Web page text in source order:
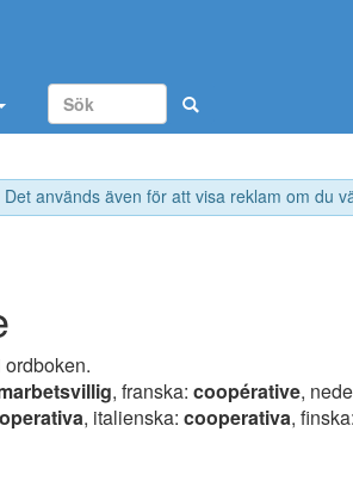
används även för att visa reklam om du
ordboken.
, franska: coopérative,
, italienska: cooperativa, finska: